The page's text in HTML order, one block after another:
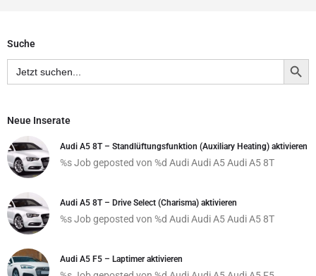
Suche
Search
for:
Search Button
Neue Inserate
Audi A5 8T – Standlüftungsfunktion (Auxiliary Heating) aktivieren
%s Job geposted von %d AudiAudi A5Audi A5 8T
Audi A5 8T – Drive Select (Charisma) aktivieren
%s Job geposted von %d AudiAudi A5Audi A5 8T
Audi A5 F5 – Laptimer aktivieren